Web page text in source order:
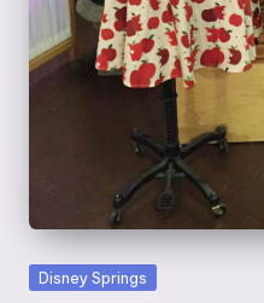
Publicada
Disney Springs